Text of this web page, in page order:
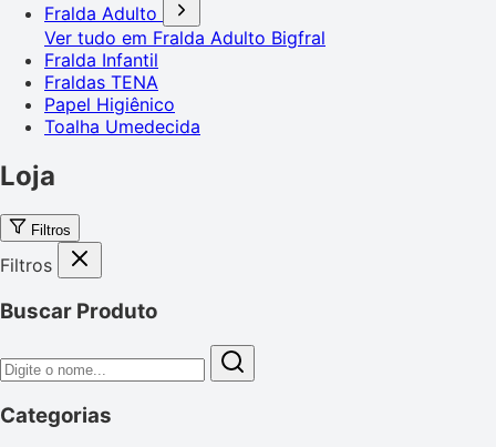
Fralda Adulto
Ver tudo em Fralda Adulto Bigfral
Fralda Infantil
Fraldas TENA
Papel Higiênico
Toalha Umedecida
Loja
Filtros
Filtros
Buscar Produto
Categorias